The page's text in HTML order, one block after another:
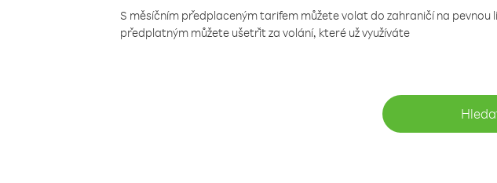
S měsíčním předplaceným tarifem můžete volat do zahraničí na pevnou
předplatným můžete ušetřit za volání, které už využíváte